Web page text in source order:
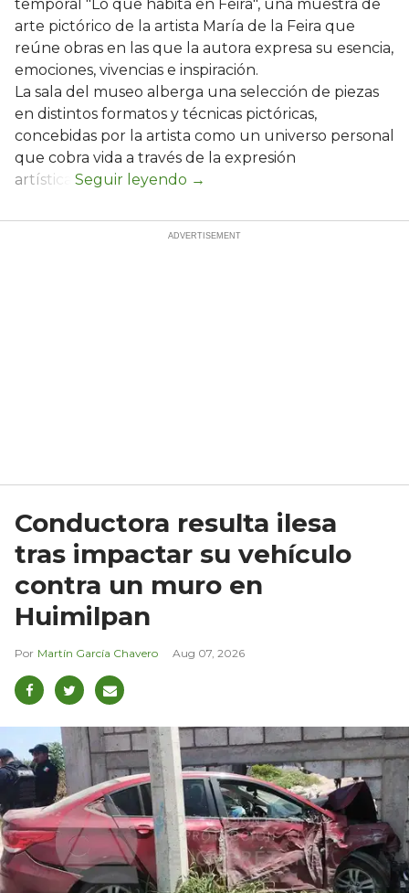
temporal "Lo que habita en Feira", una muestra de
arte pictórico de la artista María de la Feira que
reúne obras en las que la autora expresa su esencia,
emociones, vivencias e inspiración.
La sala del museo alberga una selección de piezas
en distintos formatos y técnicas pictóricas,
concebidas por la artista como un universo personal
que cobra vida a través de la expresión
artística.
Conductora resulta ilesa
tras impactar su vehículo
contra un muro en
Huimilpan
Martín García Chavero Aug 07, 2026